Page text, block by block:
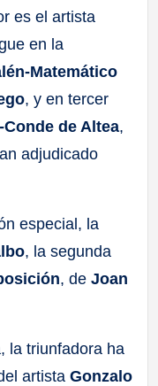
es el artista
en la
Matemático
, y en tercer
de Altea,
adjudicado
especial, la
, la segunda
, deJoan
la triunfadora ha
artistaGonzalo